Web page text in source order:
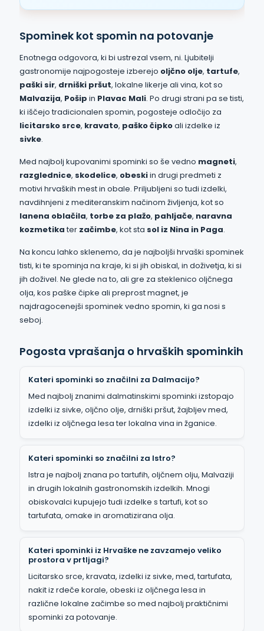
Spominek kot spomin na potovanje
Enotnega odgovora, ki bi ustrezal vsem, ni. Ljubitelji
gastronomije najpogosteje izberejo oljčno olje, tartufe,
paški sir, drniški pršut, lokalne likerje ali vina, kot so
Malvazija, Pošip in Plavac Mali. Po drugi strani pa se tisti,
ki iščejo tradicionalen spomin, pogosteje odločijo za
licitarsko srce, kravato, paško čipkoali izdelke iz
sivke.
Med najbolj kupovanimi spominki so še vedno magneti,
razglednice, skodelice, obeskiin drugi predmeti z
motivi hrvaških mest in obale. Priljubljeni so tudi izdelki,
navdihnjeni z mediteranskim načinom življenja, kot so
lanena oblačila, torbe za plažo, pahljače, naravna
kozmetikater začimbe, kot sta sol iz Nina in Paga.
Na koncu lahko sklenemo, da je najboljši hrvaški spominek
tisti, ki te spominja na kraje, ki si jih obiskal, in doživetja, ki si
jih doživel. Ne glede na to, ali gre za steklenico oljčnega
olja, kos paške čipke ali preprost magnet, je
najdragocenejši spominek vedno spomin, ki ga nosi s
seboj.
Pogosta vprašanja o hrvaških spominkih
Kateri spominki so značilni za Dalmacijo?
Med najbolj znanimi dalmatinskimi spominki izstopajo
izdelki iz sivke, oljčno olje, drniški pršut, žajbljev med,
izdelki iz oljčnega lesa ter lokalna vina in žganice.
Kateri spominki so značilni za Istro?
Istra je najbolj znana po tartufih, oljčnem olju, Malvaziji
in drugih lokalnih gastronomskih izdelkih. Mnogi
obiskovalci kupujejo tudi izdelke s tartufi, kot so
tartufata, omake in aromatizirana olja.
Kateri spominki iz Hrvaške ne zavzamejo veliko
prostora v prtljagi?
Licitarsko srce, kravata, izdelki iz sivke, med, tartufata,
nakit iz rdeče korale, obeski iz oljčnega lesa in
različne lokalne začimbe so med najbolj praktičnimi
spominki za potovanje.